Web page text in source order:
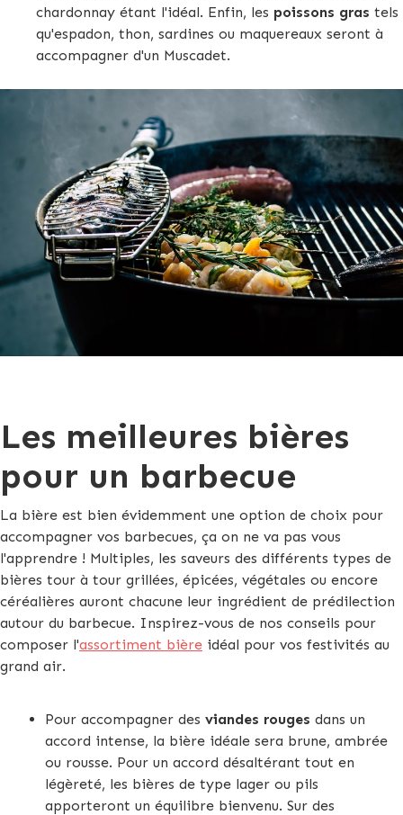
chardonnay étant l'idéal. Enfin, les poissons gras tels
qu'espadon, thon, sardines ou maquereaux seront à
accompagner d'un Muscadet.
Les meilleures bières
pour un barbecue
La bière est bien évidemment une option de choix pour
accompagner vos barbecues, ça on ne va pas vous
l'apprendre ! Multiples, les saveurs des différents types de
bières tour à tour grillées, épicées, végétales ou encore
céréalières auront chacune leur ingrédient de prédilection
autour du barbecue. Inspirez-vous de nos conseils pour
composer l'assortiment bière idéal pour vos festivités au
grand air.
Pour accompagner des viandes rouges dans un
accord intense, la bière idéale sera brune, ambrée
ou rousse. Pour un accord désaltérant tout en
légèreté, les bières de type lager ou pils
apporteront un équilibre bienvenu. Sur des